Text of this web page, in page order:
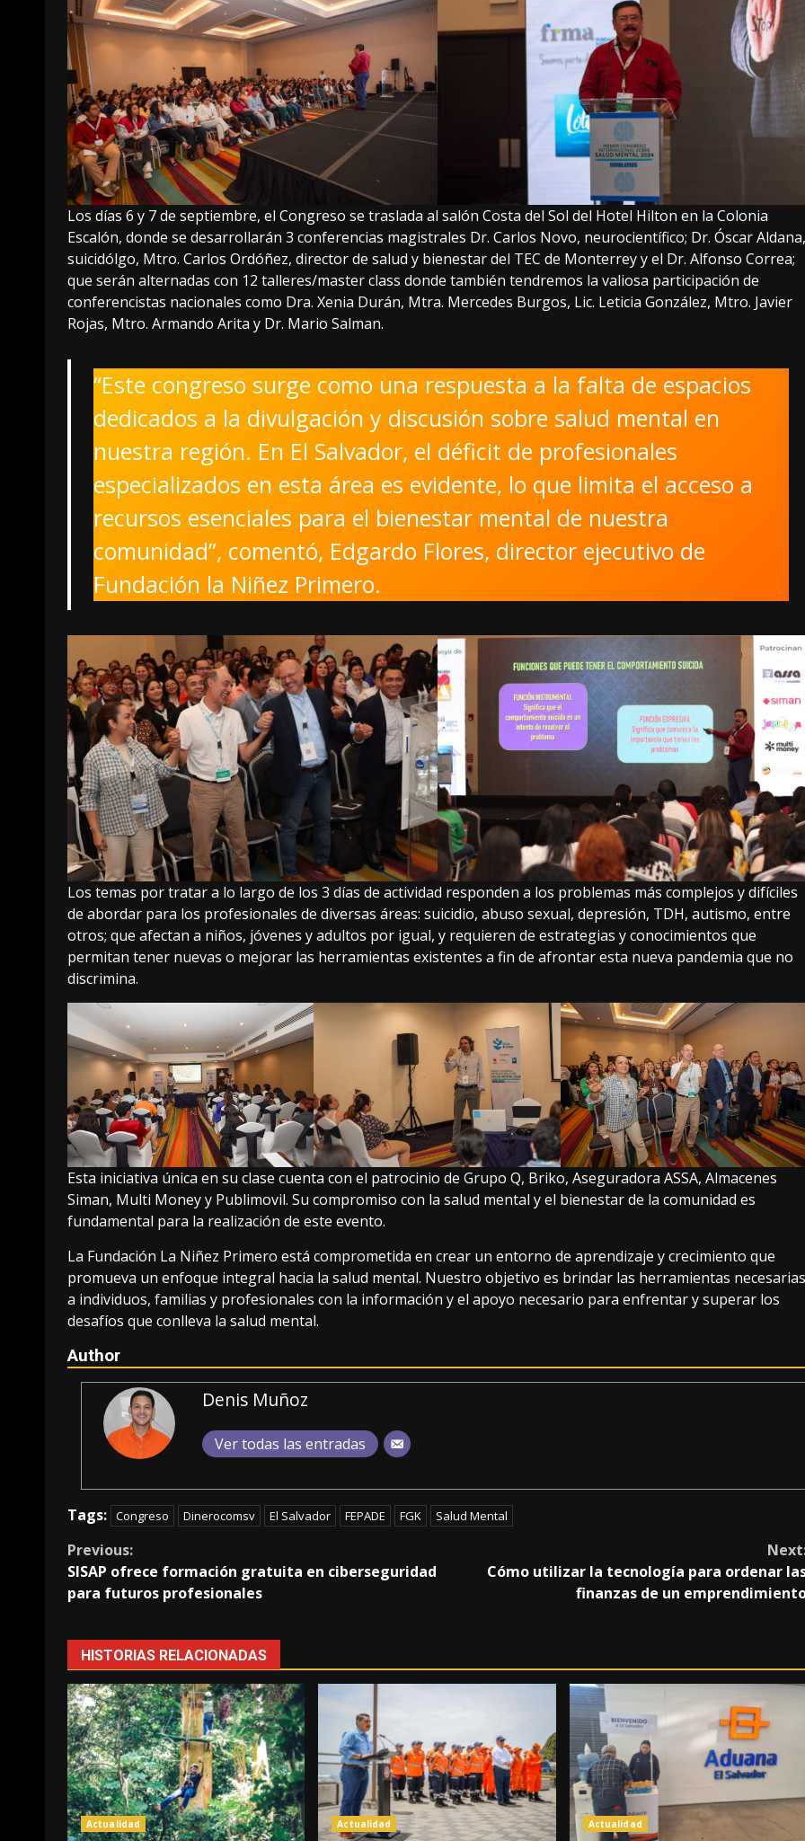
Los días 6 y 7 de septiembre, el Congreso se traslada al salón Costa del Sol del Hotel Hilton en la Colonia
Escalón, donde se desarrollarán 3 conferencias magistrales Dr. Carlos Novo, neurocientífico; Dr. Óscar Aldana,
suicidólgo, Mtro. Carlos Ordóñez, director de salud y bienestar del TEC de Monterrey y el Dr. Alfonso Correa;
que serán alternadas con 12 talleres/master class donde también tendremos la valiosa participación de
conferencistas nacionales como Dra. Xenia Durán, Mtra. Mercedes Burgos, Lic. Leticia González, Mtro. Javier
Rojas, Mtro. Armando Arita y Dr. Mario Salman.
“Este congreso surge como una respuesta a la falta de espacios
dedicados a la divulgación y discusión sobre salud mental en
nuestra región. En El Salvador, el déficit de profesionales
especializados en esta área es evidente, lo que limita el acceso a
recursos esenciales para el bienestar mental de nuestra
comunidad”, comentó, Edgardo Flores, director ejecutivo de
Fundación la Niñez Primero.
Los temas por tratar a lo largo de los 3 días de actividad responden a los problemas más complejos y difíciles
de abordar para los profesionales de diversas áreas: suicidio, abuso sexual, depresión, TDH, autismo, entre
otros; que afectan a niños, jóvenes y adultos por igual, y requieren de estrategias y conocimientos que
permitan tener nuevas o mejorar las herramientas existentes a fin de afrontar esta nueva pandemia que no
discrimina.
Esta iniciativa única en su clase cuenta con el patrocinio de Grupo Q, Briko, Aseguradora ASSA, Almacenes
Siman, Multi Money y Publimovil. Su compromiso con la salud mental y el bienestar de la comunidad es
fundamental para la realización de este evento.
La Fundación La Niñez Primero está comprometida en crear un entorno de aprendizaje y crecimiento que
promueva un enfoque integral hacia la salud mental. Nuestro objetivo es brindar las herramientas necesarias
a individuos, familias y profesionales con la información y el apoyo necesario para enfrentar y superar los
desafíos que conlleva la salud mental.
Author
Denis Muñoz
Ver todas las entradas
Tags: Congreso Dinerocomsv El Salvador FEPADE FGK Salud Mental
Continue
Reading
Previous:
SISAP ofrece formación gratuita en ciberseguridad
para futuros profesionales
Cómo utilizar la tecnología para ordenar
finanzas de un
HISTORIAS RELACIONADAS
Actualidad Actualidad Actualidad